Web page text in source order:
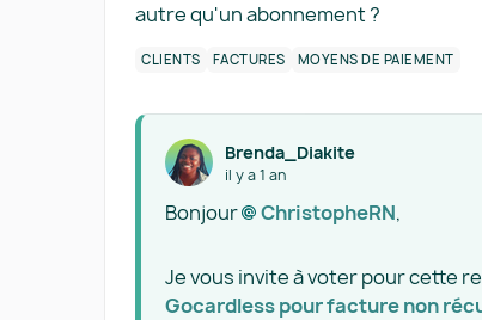
autre qu'un abonnement ?
CLIENTS FACTURES MOYENS DE PAIEMENT
Brenda_Diakite
il y a 1 an
Bonjour ChristopheRN​,
Je vous invite à voter pour cette
Gocardless pour facture non